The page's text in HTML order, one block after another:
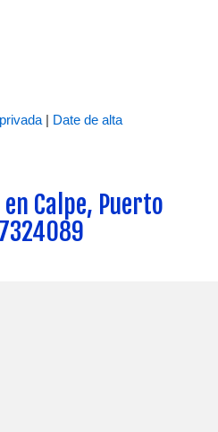
| Date de alta
Calpe, Puerto